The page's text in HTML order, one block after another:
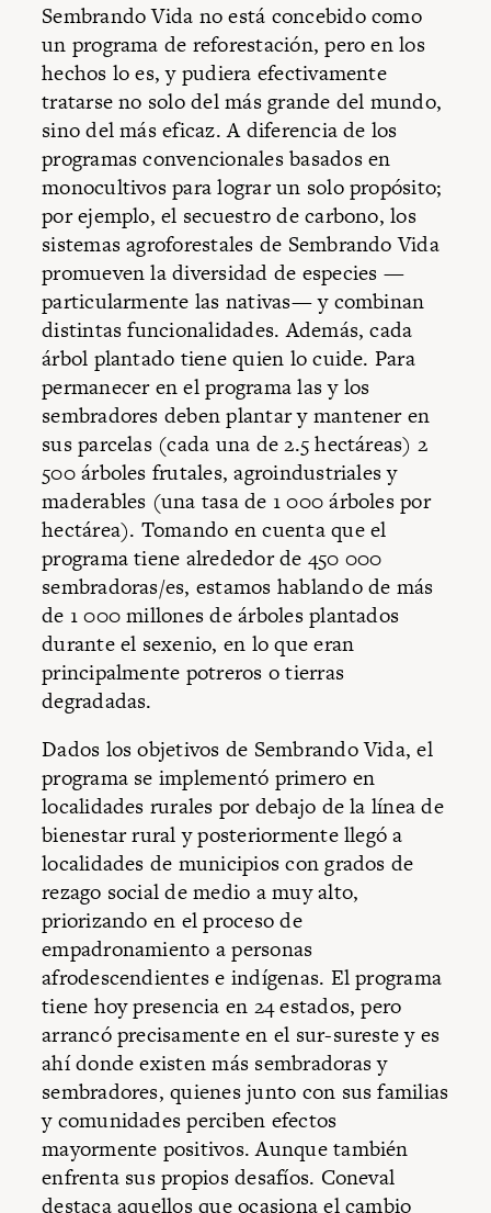
Sembrando Vida no está concebido como
un programa de reforestación, pero en los
hechos lo es, y pudiera efectivamente
tratarse no solo del más grande del mundo,
sino del más eficaz. A diferencia de los
programas convencionales basados en
monocultivos para lograr un solo propósito;
por ejemplo, el secuestro de carbono, los
sistemas agroforestales de Sembrando Vida
promueven la diversidad de especies —
particularmente las nativas— y combinan
distintas funcionalidades. Además, cada
árbol plantado tiene quien lo cuide. Para
permanecer en el programa las y los
sembradores deben plantar y mantener en
sus parcelas (cada una de 2.5 hectáreas) 2
500 árboles frutales, agroindustriales y
maderables (una tasa de 1 000 árboles por
hectárea). Tomando en cuenta que el
programa tiene alrededor de 450 000
sembradoras/es, estamos hablando de más
de 1 000 millones de árboles plantados
durante el sexenio, en lo que eran
principalmente potreros o tierras
degradadas.
Dados los objetivos de Sembrando Vida, el
programa se implementó primero en
localidades rurales por debajo de la línea de
bienestar rural y posteriormente llegó a
localidades de municipios con grados de
rezago social de medio a muy alto,
priorizando en el proceso de
empadronamiento a personas
afrodescendientes e indígenas. El programa
tiene hoy presencia en 24 estados, pero
arrancó precisamente en el sur-sureste y es
ahí donde existen más sembradoras y
sembradores, quienes junto con sus familias
y comunidades perciben efectos
mayormente positivos. Aunque también
enfrenta sus propios desafíos. Coneval
destaca aquellos que ocasiona el cambio